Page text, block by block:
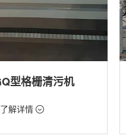
型格栅清污机
了解详情